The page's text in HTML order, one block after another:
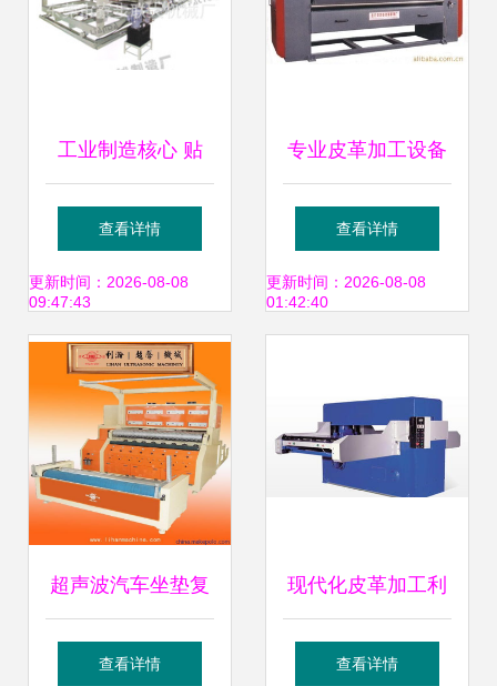
工业制造核心 贴
合、鞋材、服装、
皮革橡塑机械及配
件的市场纵览
查看详情
更新时间：2026-08-08
09:47:43
专业皮革加工设备
供应商 美生皮革机
械的品质保证与定
查看详情
更新时间：2026-08-08
01:42:40
超声波汽车坐垫复
合机 技术、应用与
查看详情
现代化皮革加工利
器 大吨位模切机、
查看详情